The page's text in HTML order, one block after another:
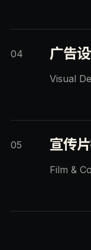
04 广告
Visual
05 宣传
Film &